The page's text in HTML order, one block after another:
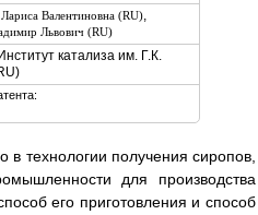
Валентиновна (RU),
Львович (RU)
катализа им. Г.К.
технологии получения сиропов,
для производства
его приготовления и способ